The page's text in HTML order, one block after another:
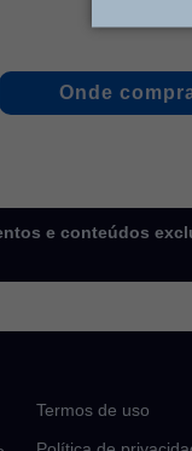
Onde
e conteúdos
Termos de uso